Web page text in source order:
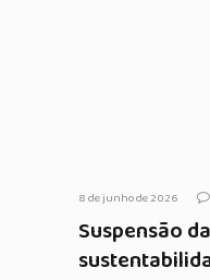
8 de junho de 2026
Suspensão